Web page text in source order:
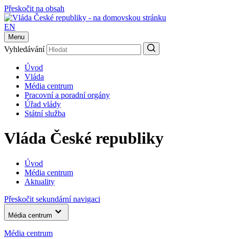
Přeskočit na obsah
EN
Menu
Vyhledávání
Úvod
Vláda
Média centrum
Pracovní a poradní orgány
Úřad vlády
Státní služba
Vláda České republiky
Úvod
Média centrum
Aktuality
Přeskočit sekundární navigaci
Média centrum
Média centrum